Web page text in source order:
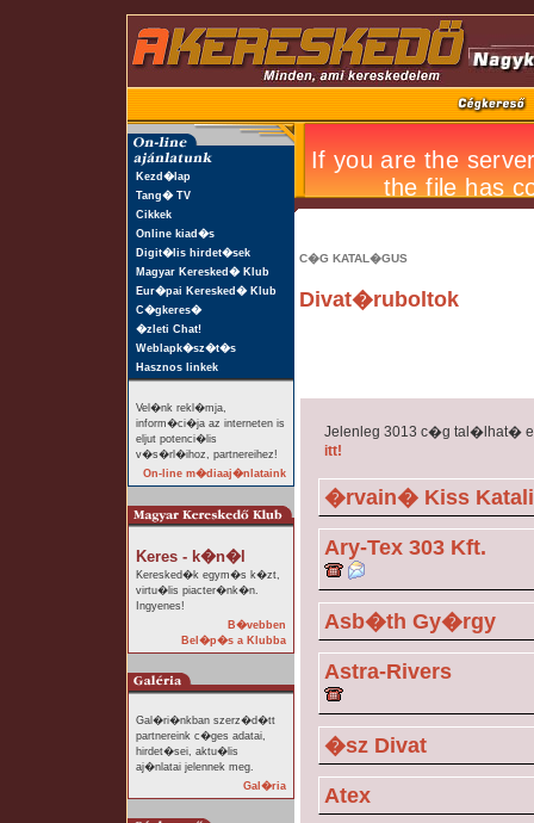
Kezd�lap
Tang� TV
Cikkek
Online kiad�s
Digit�lis hirdet�sek
Magyar Keresked� Klub
Eur�pai Keresked� Klub
C�gkeres�
�zleti Chat!
Weblapk�sz�t�s
Hasznos linkek
Vel�nk rekl�mja,
inform�ci�ja az interneten is
eljut potenci�lis
v�s�rl�ihoz, partnereihez!
On-line m�diaaj�nlataink
Keres - k�n�l
Keresked�k egym�s k�zt,
virtu�lis piacter�nk�n.
Ingyenes!
B�vebben
Bel�p�s a Klubba
Gal�ri�nkban szerz�d�tt
partnereink c�ges adatai,
hirdet�sei, aktu�lis
aj�nlatai jelennek meg.
Gal�ria
C�G KATAL�GUS
Divat�ruboltok
Jelenleg 3013 c�g tal�lhat�
itt!
�rvain� Kiss
Ary-Tex 303 Kft.
Asb�th Gy�rgy
Astra-Rivers
�sz Divat
Atex